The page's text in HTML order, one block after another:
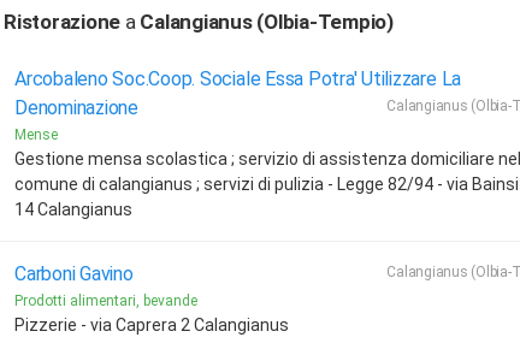
Ristorazione a Calangianus (Olbia-Tempio)
Arcobaleno Soc.Coop. Sociale Essa Potra' Utilizzare La
Denominazione
Calangianus (Olbia-
Mense
Gestione mensa scolastica ; servizio di assistenza domiciliare nel
comune di calangianus ; servizi di pulizia - Legge 82/94 - via
14 Calangianus
Carboni Gavino
Calangianus (Olbia-
Prodotti alimentari, bevande
Pizzerie - via Caprera 2 Calangianus